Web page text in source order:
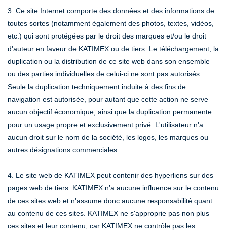
3. Ce site Internet comporte des données et des informations de
toutes sortes (notamment également des photos, textes, vidéos,
etc.) qui sont protégées par le droit des marques et/ou le droit
d'auteur en faveur de KATIMEX ou de tiers. Le téléchargement, la
duplication ou la distribution de ce site web dans son ensemble
ou des parties individuelles de celui-ci ne sont pas autorisés.
Seule la duplication techniquement induite à des fins de
navigation est autorisée, pour autant que cette action ne serve
aucun objectif économique, ainsi que la duplication permanente
pour un usage propre et exclusivement privé. L'utilisateur n'a
aucun droit sur le nom de la société, les logos, les marques ou
autres désignations commerciales.
4. Le site web de KATIMEX peut contenir des hyperliens sur des
pages web de tiers. KATIMEX n’a aucune influence sur le contenu
de ces sites web et n'assume donc aucune responsabilité quant
au contenu de ces sites. KATIMEX ne s'approprie pas non plus
ces sites et leur contenu, car KATIMEX ne contrôle pas les